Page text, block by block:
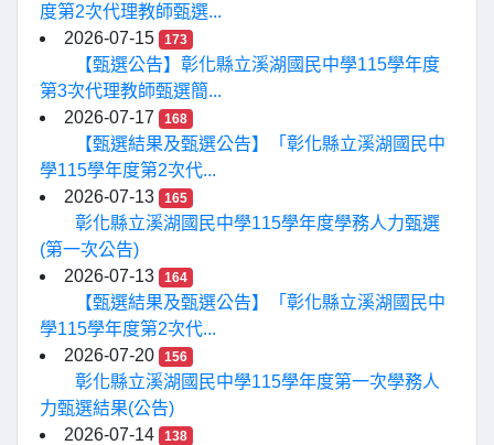
度第2次代理教師甄選...
2026-07-15
173
【甄選公告】彰化縣立溪湖國民中學115學年度
第3次代理教師甄選簡...
2026-07-17
168
【甄選結果及甄選公告】「彰化縣立溪湖國民中
學115學年度第2次代...
2026-07-13
165
彰化縣立溪湖國民中學115學年度學務人力甄選
(第一次公告)
2026-07-13
164
【甄選結果及甄選公告】「彰化縣立溪湖國民中
學115學年度第2次代...
2026-07-20
156
彰化縣立溪湖國民中學115學年度第一次學務人
力甄選結果(公告)
2026-07-14
138